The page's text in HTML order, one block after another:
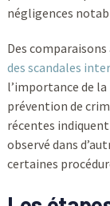
négligences
Des
des scandales
l’importance de
prévention de
récentes
observé dans
certaines